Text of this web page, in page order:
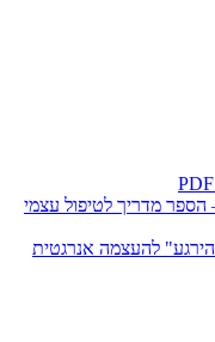
מדריך לטיפול עצמי
להעצמה אנרגטית